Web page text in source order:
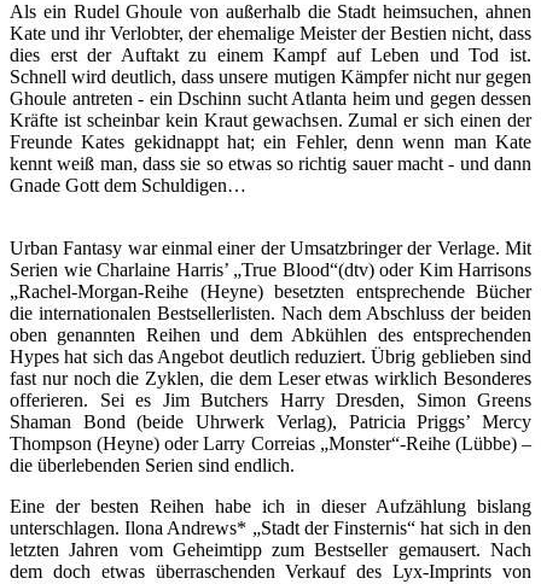
Als ein Rudel Ghoule von außerhalb die Stadt heimsuchen, ahnen
Kate und ihr Verlobter, der ehemalige Meister der Bestien nicht, dass
dies erst der Auftakt zu einem Kampf auf Leben und Tod ist.
Schnell wird deutlich, dass unsere mutigen Kämpfer nicht nur gegen
Ghoule antreten - ein Dschinn sucht Atlanta heim und gegen dessen
Kräfte ist scheinbar kein Kraut gewachsen. Zumal er sich einen der
Freunde Kates gekidnappt hat; ein Fehler, denn wenn man Kate
kennt weiß man, dass sie so etwas so richtig sauer macht - und dann
Gnade Gott dem Schuldigen…
Urban Fantasy war einmal einer der Umsatzbringer der Verlage. Mit
Serien wie Charlaine Harris’ „True Blood“(dtv) oder Kim Harrisons
„Rachel-Morgan-Reihe (Heyne) besetzten entsprechende Bücher
die internationalen Bestsellerlisten. Nach dem Abschluss der beiden
oben genannten Reihen und dem Abkühlen des entsprechenden
Hypes hat sich das Angebot deutlich reduziert. Übrig geblieben sind
fast nur noch die Zyklen, die dem Leser etwas wirklich Besonderes
offerieren. Sei es Jim Butchers Harry Dresden, Simon Greens
Shaman Bond (beide Uhrwerk Verlag), Patricia Priggs’ Mercy
Thompson (Heyne) oder Larry Correias „Monster“-Reihe (Lübbe) –
die überlebenden Serien sind endlich.
Eine der besten Reihen habe ich in dieser Aufzählung bislang
unterschlagen. Ilona Andrews* „Stadt der Finsternis“ hat sich in den
letzten Jahren vom Geheimtipp zum Bestseller gemausert. Nach
dem doch etwas überraschenden Verkauf des Lyx-Imprints von